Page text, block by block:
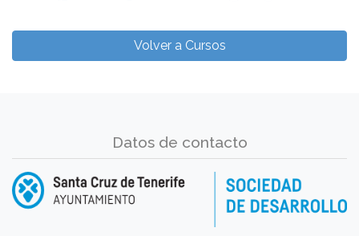
Volver a Cursos
Datos de contacto